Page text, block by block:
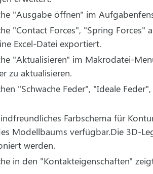
"Ausgabe öffnen" im
"Contact Forces", "Spring
Excel-Datei exportiert.
"Aktualisieren" im Makrodatei-
zu aktualisieren.
"Schwache Feder", "Ideale
Farbschema für
Modellbaums verfügbar.Die 3D-
werden.
in den "Kontakteigenschaften"